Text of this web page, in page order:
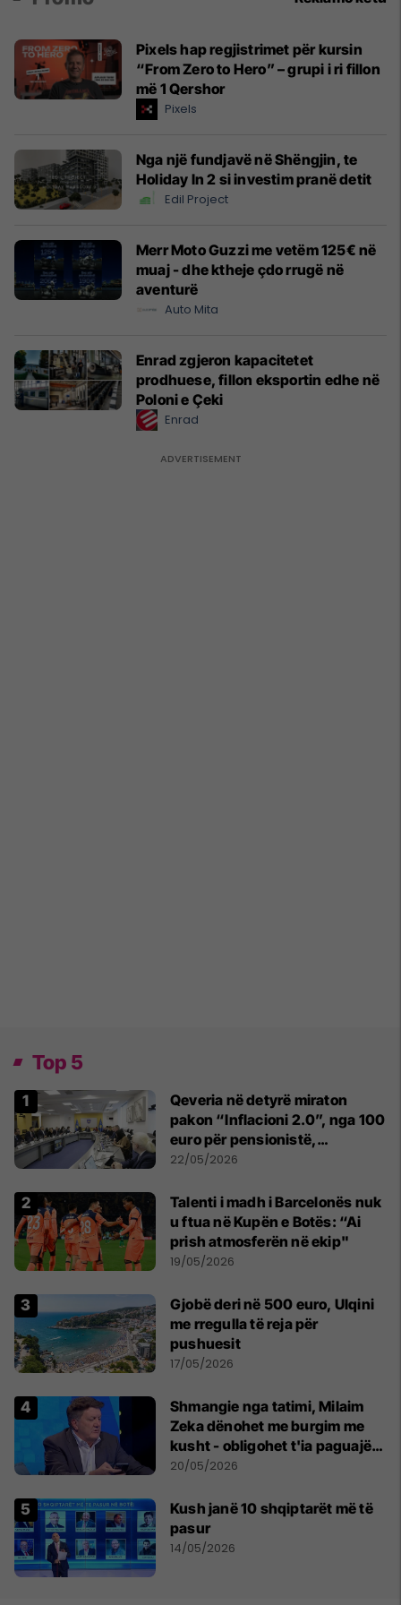
Pixels hap regjistrimet për kursin
“From Zero to Hero” – grupi i ri fillon
më 1 Qershor
Pixels
Nga një fundjavë në Shëngjin, te
Holiday In 2 si investim pranë detit
Edil Project
Merr Moto Guzzi me vetëm 125€ në
muaj - dhe ktheje çdo rrugë në
aventurë
Auto Mita
Enrad zgjeron kapacitetet
prodhuese, fillon eksportin edhe në
Poloni e Çeki
Enrad
Top 5
Qeveria në detyrë miraton
pakon “Inflacioni 2.0”, nga 100
euro për pensionistë,
punëtorët privat, fëmijë dhe
22/05/2026
Talenti i madh i Barcelonës nuk
u ftua në Kupën e Botës: “Ai
prish atmosferën në ekip"
19/05/2026
Gjobë deri në 500 euro, Ulqini
me rregulla të reja për
pushuesit
17/05/2026
Shmangie nga tatimi, Milaim
Zeka dënohet me burgim me
kusht - obligohet t'ia paguajë
ATK-së 81 mijë euro
20/05/2026
Kush janë 10 shqiptarët më të
pasur
14/05/2026